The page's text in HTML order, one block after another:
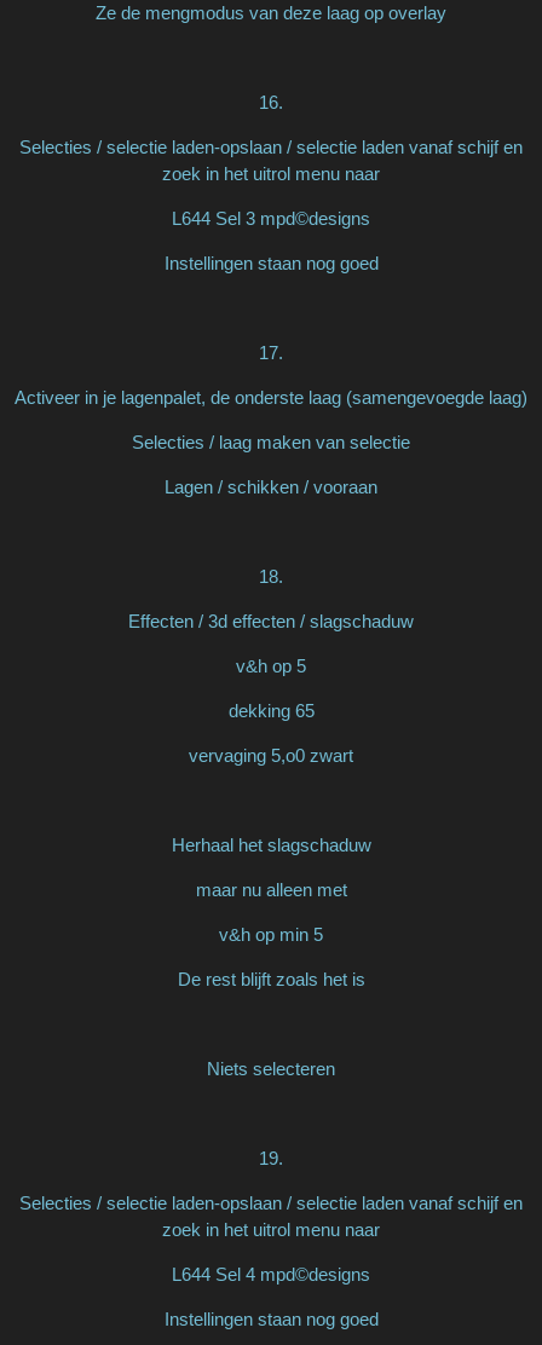
Ze de mengmodus van deze laag op overlay
16.
Selecties / selectie laden-opslaan / selectie laden vanaf schijf en
zoek in het uitrol menu naar
L644 Sel 3 mpd©designs
Instellingen staan nog goed
17.
Activeer in je lagenpalet, de onderste laag (samengevoegde laag)
Selecties / laag maken van selectie
Lagen / schikken / vooraan
18.
Effecten / 3d effecten / slagschaduw
v&h op 5
dekking 65
vervaging 5,o0 zwart
Herhaal het slagschaduw
maar nu alleen met
v&h op min 5
De rest blijft zoals het is
Niets selecteren
19.
Selecties / selectie laden-opslaan / selectie laden vanaf schijf en
zoek in het uitrol menu naar
L644 Sel 4 mpd©designs
Instellingen staan nog goed